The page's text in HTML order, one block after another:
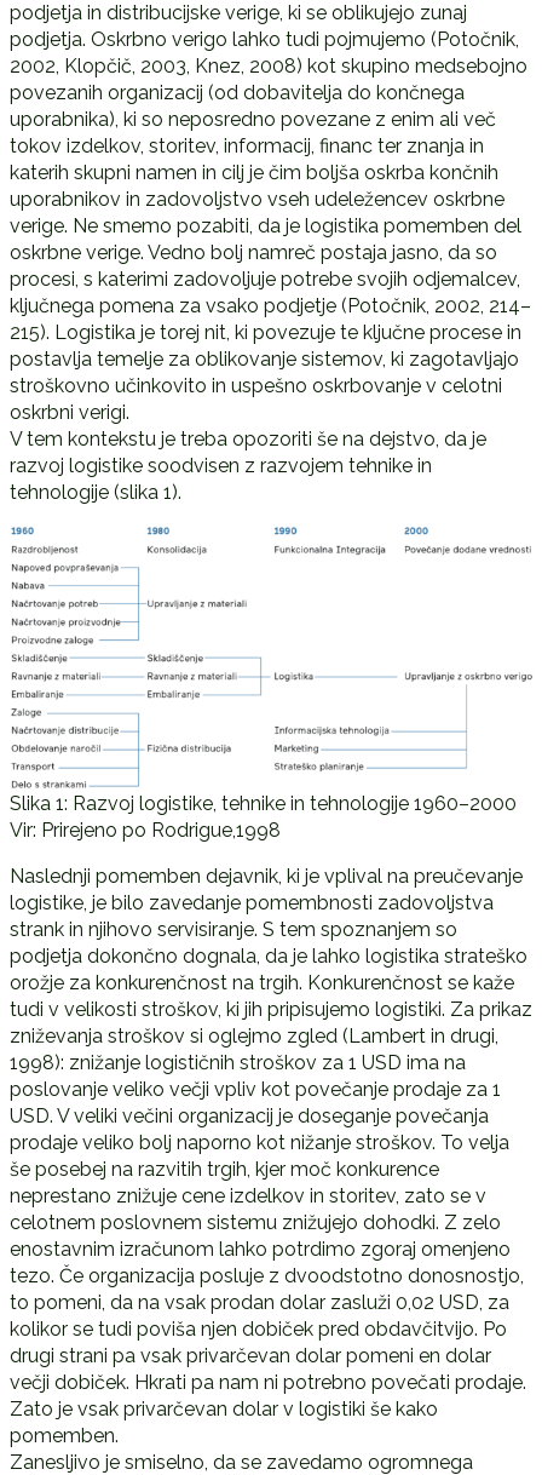
podjetja in distribucijske verige, ki se oblikujejo zunaj
podjetja. Oskrbno verigo lahko tudi pojmujemo (Potočnik,
2002, Klopčič, 2003, Knez, 2008) kot skupino medsebojno
povezanih organizacij (od dobavitelja do končnega
uporabnika), ki so neposredno povezane z enim ali več
tokov izdelkov, storitev, informacij, financ ter znanja in
katerih skupni namen in cilj je čim boljša oskrba končnih
uporabnikov in zadovoljstvo vseh udeležencev oskrbne
verige. Ne smemo pozabiti, da je logistika pomemben del
oskrbne verige. Vedno bolj namreč postaja jasno, da so
procesi, s katerimi zadovoljuje potrebe svojih odjemalcev,
ključnega pomena za vsako podjetje (Potočnik, 2002, 214–
215). Logistika je torej nit, ki povezuje te ključne procese in
postavlja temelje za oblikovanje sistemov, ki zagotavljajo
stroškovno učinkovito in uspešno oskrbovanje v celotni
oskrbni verigi.
V tem kontekstu je treba opozoriti še na dejstvo, da je
razvoj logistike soodvisen z razvojem tehnike in
tehnologije (slika 1).
Slika 1: Razvoj logistike, tehnike in tehnologije 1960–2000
Vir: Prirejeno po Rodrigue,1998
Naslednji pomemben dejavnik, ki je vplival na preučevanje
logistike, je bilo zavedanje pomembnosti zadovoljstva
strank in njihovo servisiranje. S tem spoznanjem so
podjetja dokončno dognala, da je lahko logistika strateško
orožje za konkurenčnost na trgih. Konkurenčnost se kaže
tudi v velikosti stroškov, ki jih pripisujemo logistiki. Za prikaz
zniževanja stroškov si oglejmo zgled (Lambert in drugi,
1998): znižanje logističnih stroškov za 1 USD ima na
poslovanje veliko večji vpliv kot povečanje prodaje za 1
USD. V veliki večini organizacij je doseganje povečanja
prodaje veliko bolj naporno kot nižanje stroškov. To velja
še posebej na razvitih trgih, kjer moč konkurence
neprestano znižuje cene izdelkov in storitev, zato se v
celotnem poslovnem sistemu znižujejo dohodki. Z zelo
enostavnim izračunom lahko potrdimo zgoraj omenjeno
tezo. Če organizacija posluje z dvoodstotno donosnostjo,
to pomeni, da na vsak prodan dolar zasluži 0,02 USD, za
kolikor se tudi poviša njen dobiček pred obdavčitvijo. Po
drugi strani pa vsak privarčevan dolar pomeni en dolar
večji dobiček. Hkrati pa nam ni potrebno povečati prodaje.
Zato je vsak privarčevan dolar v logistiki še kako
pomemben.
Zanesljivo je smiselno, da se zavedamo ogromnega